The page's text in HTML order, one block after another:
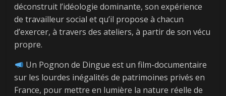
déconstruit l’idéologie dominante, son expérience
de travailleur social et qu’il propose à chacun
d’exercer, à travers des ateliers, à partir de son vécu
propre.
Un Pognon de Dingue est un film-documentaire
sur les lourdes inégalités de patrimoines privés en
France, pour mettre en lumière la nature réelle de